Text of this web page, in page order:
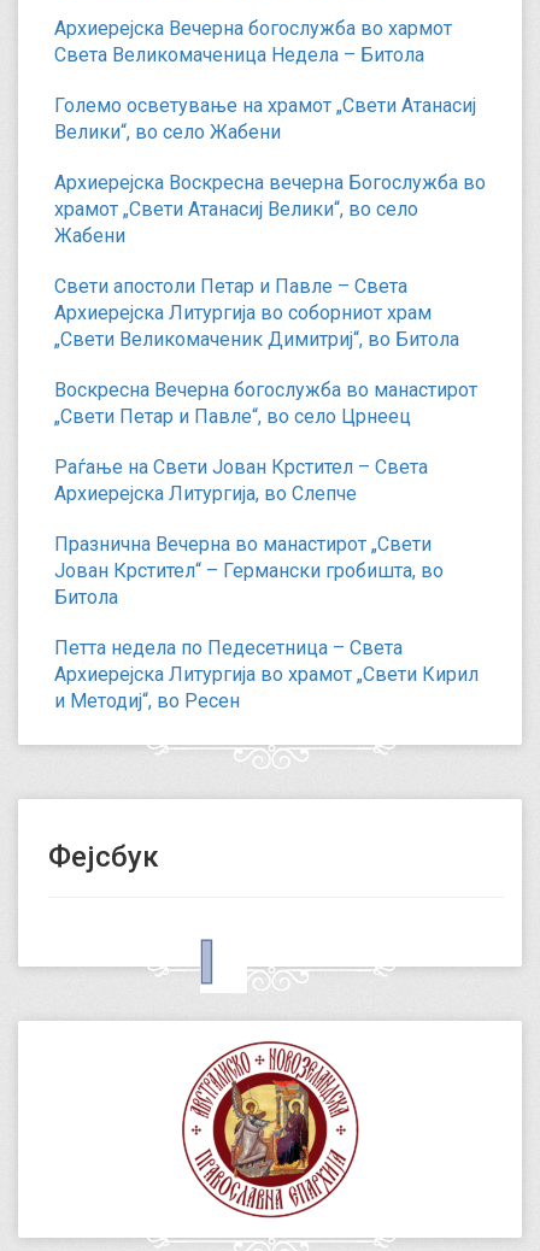
Архиерејска Вечерна богослужба во хармот
Света Великомаченица Недела – Битола
Големо осветување на храмот „Свети Атанасиј
Велики“, во село Жабени
Архиерејска Воскресна вечерна Богослужба во
храмот „Свети Атанасиј Велики“, во село
Жабени
Свети апостоли Петар и Павле – Света
Архиерејска Литургија во соборниот храм
„Свети Великомаченик Димитриј“, во Битола
Воскресна Вечерна богослужба во манастирот
„Свети Петар и Павле“, во село Црнеец
Раѓање на Свети Јован Крстител – Света
Архиерејска Литургија, во Слепче
Празнична Вечерна во манастирот „Свети
Јован Крстител“ – Германски гробишта, во
Битола
Петта недела по Педесетница – Света
Архиерејска Литургија во храмот „Свети Кирил
и Методиј“, во Ресен
Фејсбук